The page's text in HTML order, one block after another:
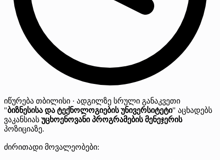
იწურება თბილისი · ადგილზე სრული განაკვეთი
"ბიზნესისა და ტექნოლოგიების უნივერსიტეტი" აცხადებს
ვაკანსიას უცხოენოვანი პროგრამების მენეჯერის
პოზიციაზე.
ძირითადი მოვალეობები: